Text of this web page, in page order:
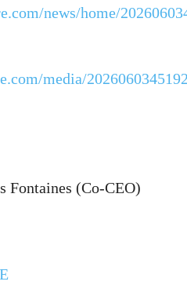
news/home/
media/
Fontaines (Co-CEO)